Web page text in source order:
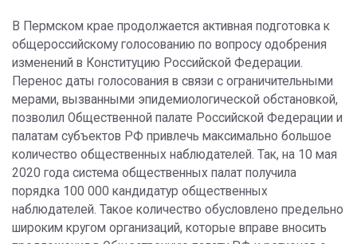
В Пермском крае продолжается активная подготовка к
общероссийскому голосованию по вопросу одобрения
изменений в Конституцию Российской Федерации.
Перенос даты голосования в связи с ограничительными
мерами, вызванными эпидемиологической обстановкой,
позволил Общественной палате Российской Федерации и
палатам субъектов РФ привлечь максимально большое
количество общественных наблюдателей. Так, на 10 мая
2020 года система общественных палат получила
порядка 100 000 кандидатур общественных
наблюдателей. Такое количество обусловлено предельно
широким кругом организаций, которые вправе вносить